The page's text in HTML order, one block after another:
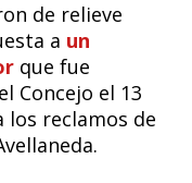
de relieve
a un
que fue
Concejo el 13
reclamos de